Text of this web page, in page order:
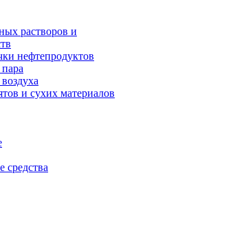
растворов и
нефтепродуктов
и сухих материалов